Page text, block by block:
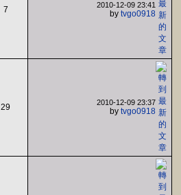
7 2010-12-09 23:41
by tvgo0918
29 2010-12-09 23:37
by tvgo0918